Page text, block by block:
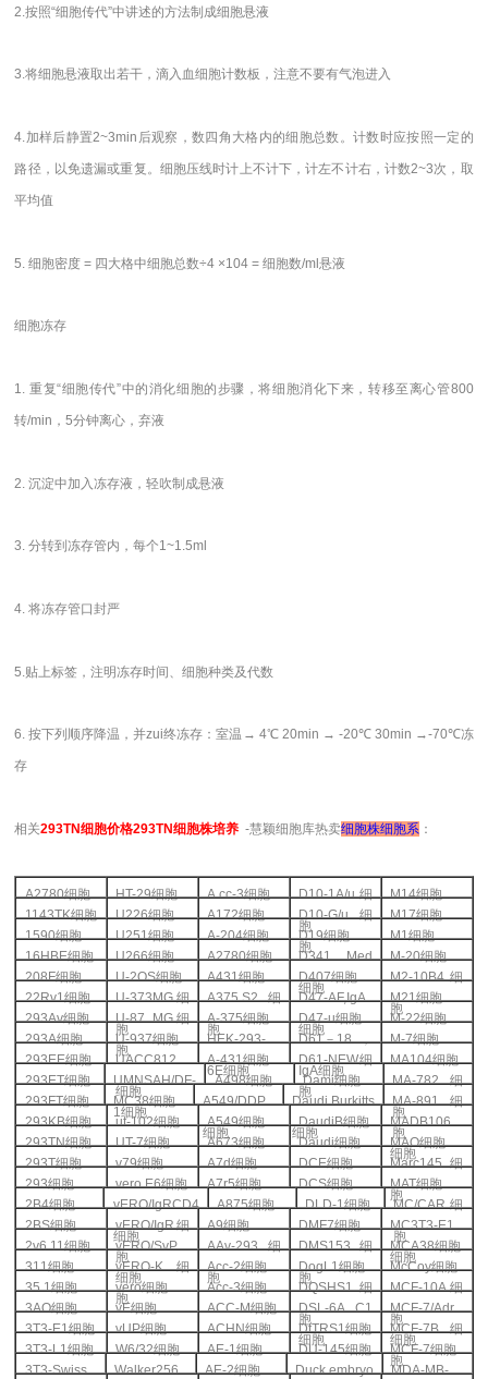
2.按照“细胞传代”中讲述的方法制成细胞悬液
3.将细胞悬液取出若干，滴入血细胞计数板，注意不要有气泡进入
4.加样后静置2~3min后观察，数四角大格内的细胞总数。计数时应按照一定的
路径，以免遗漏或重复。细胞压线时计上不计下，计左不计右，计数2~3次，取
平均值
5. 细胞密度 = 四大格中细胞总数÷4 ×104 = 细胞数/ml悬液
细胞冻存
1. 重复“细胞传代”中的消化细胞的步骤，将细胞消化下来，转移至离心管800
转/min，5分钟离心，弃液
2. 沉淀中加入冻存液，轻吹制成悬液
3. 分转到冻存管内，每个1~1.5ml
4. 将冻存管口封严
5.贴上标签，注明冻存时间、细胞种类及代数
6. 按下列顺序降温，并zui终冻存：室温→ 4℃ 20min → -20℃ 30min →-70℃冻
存
相关293TN细胞价格293TN细胞株培养-慧颖细胞库热卖细胞株细胞系 ：
A2780细胞 HT-29细胞 A cc-3细胞 D10-1A/u细
胞
M14细胞
1143TK细胞 U226细胞 A172细胞 D10-G/u细
胞
M17细胞
1590细胞 U251细胞 A-204细胞 D19细胞 M1细胞
16HBE细胞 U266细胞 A2780细胞 D341 Med
细胞
M-20细胞
208F细胞 U-2OS细胞 A431细胞 D407细胞 M2-10B4细
胞
22Rv1细胞 U-373MG细
胞
A375.S2细
胞
D47-AF,IgA
细胞
M21细胞
293Av细胞 U-87 MG细
胞
A-375细胞 D47-u细胞 M-22细胞
293A细胞 U-937细胞 HEK-293-
6E细胞
D61－18，
IgA细胞
M-7细胞
293EE细胞 UACC812
细胞
A-431细胞 D61-NEW细
胞
MA104细胞
293ET细胞 UMNSAH/DF-
1细胞
A498细胞 Dami细胞 MA-782细
胞
293FT细胞 MC38细胞 A549/DDP
细胞
Daudi Burkitts
细胞
MA-891细
胞
293KB细胞 ut-102细胞 A549细胞 DaudiB细胞 MADB106
细胞
293TN细胞 UT-7细胞 A673细胞 Daudi细胞 MAO细胞
293T细胞 v79细胞 A7d细胞 DCE细胞 Marc145细
胞
293细胞 vero E6细胞 A7r5细胞 DCS细胞 MAT细胞
2B4细胞 vERO/IgRCD4
细胞
A875细胞 DLD-1细胞 MC/CAR细
胞
2BS细胞 vERO/IgR细
胞
A9细胞 DMF7细胞 MC3T3-E1
细胞
2v6.11细胞 vERO/SvP
细胞
AAv-293细
胞
DMS153细
胞
MCA38细胞
311细胞 vERO-K细
胞
Acc-2细胞 DogL1细胞 McCoy细胞
35.1细胞 vero细胞 Acc-3细胞 DQSHS1细
胞
MCF-10A细
胞
3AO细胞 vE细胞 ACC-M细胞 DSL-6A C1
细胞
MCF-7/Adr
细胞
3T3-E1细胞 vUP细胞 ACHN细胞 DtTRS1细胞 MCF-7B细
胞
3T3-L1细胞 W6/32细胞 AE-1细胞 DU-145细胞 MCF-7细胞
3T3-Swiss
Walker256 AE-2细胞 Duck embryo MDA-MB-